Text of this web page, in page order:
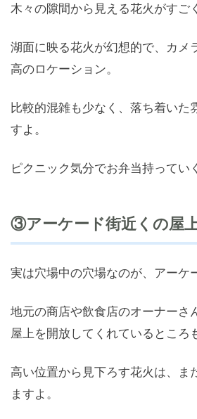
木々の隙間から見える花火がすご
湖面に映る花火が幻想的で、カメ
高のロケーション。
比較的混雑も少なく、落ち着いた
すよ。
ピクニック気分でお弁当持ってい
③アーケード街近くの屋
実は穴場中の穴場なのが、アーケ
地元の商店や飲食店のオーナーさ
屋上を開放してくれているところ
高い位置から見下ろす花火は、ま
ますよ。